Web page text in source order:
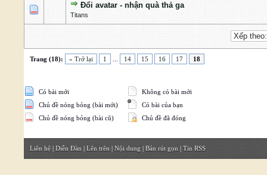
Đổi avatar - nhận quà thả ga
Titans
0 Bỏ phiếu - 0 của 5 cấp độ
123 4 5
Trang (18): « Trở lại 1 14 15 16 17 18
Có bài mới
Chủ đề nóng bỏng (bài mới)
Chủ đề nóng bỏng (bài cũ)
Không có bài mới
Có bài của bạn
Chủ đề đã đóng
Liên hệ | Diễn Đàn | Lên trên | Nội dung | Bản rút gọn | Tin RSS